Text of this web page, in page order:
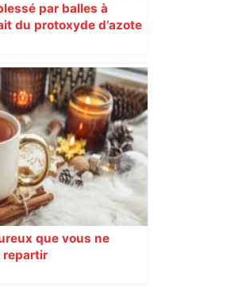
par balles à
du protoxyde d’azote
que vous ne
repartir